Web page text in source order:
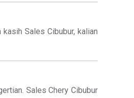
Sales Cibubur, kalian
Sales Chery Cibubur